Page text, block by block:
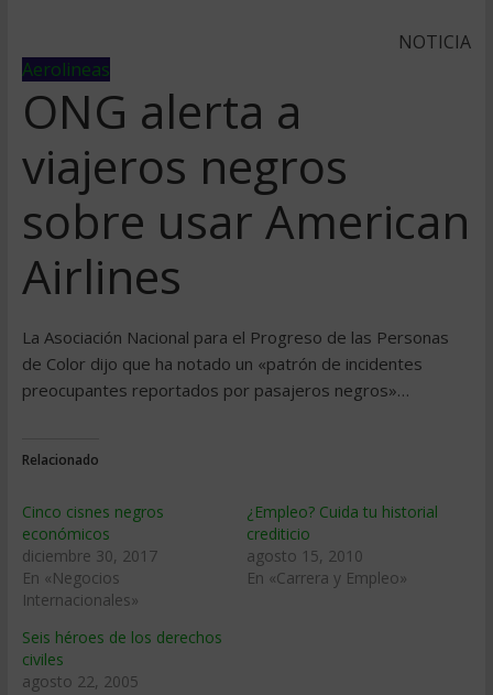
NOTICIA
Aerolineas
ONG alerta a
viajeros negros
sobre usar American
Airlines
La Asociación Nacional para el Progreso de las Personas
de Color dijo que ha notado un «patrón de incidentes
preocupantes reportados por pasajeros negros»…
Relacionado
Cinco cisnes negros
económicos
diciembre 30, 2017
En «Negocios
Internacionales»
¿Empleo? Cuida tu historial
crediticio
agosto 15, 2010
En «Carrera y Empleo»
Seis héroes de los derechos
civiles
agosto 22, 2005